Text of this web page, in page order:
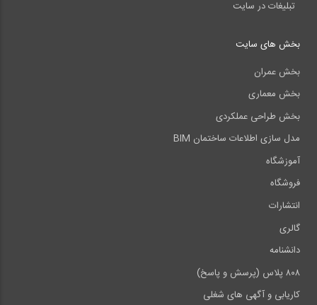
تبلیغات در سایت
بخش های سایت
بخش عمران
بخش معماری
بخش طراحی عملکردی
مدل سازی اطلاعات ساختمان BIM
آموزشگاه
فروشگاه
انتشارات
گالری
دانشنامه
۸۰۸ پلاس (پرسش و پاسخ)
کاریابی و آگهی های شغلی